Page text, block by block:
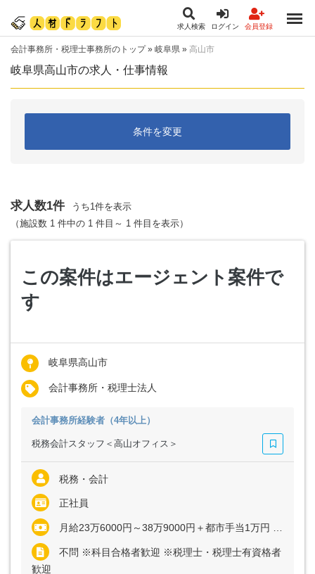
求人検索 ログイン 会員登録
会計事務所・税理士事務所のトップ» 岐阜県 » 高山市
岐阜県高山市の求人・仕事情報
条件を変更
求人数1件
うち1件を表示
（施設数 1 件中の 1 件目～ 1 件目を表示）
この案件はエージェント案件で
す
岐阜県高山市
会計事務所・税理士法人
会計事務所経験者（4年以上）
税務会計スタッフ＜高山オフィス＞
税務・会計
正社員
月給23万6000円～38万9000円＋都市手当1万円 ※経験や能力を考慮の上、決定いたします。
不問 ※科目合格者歓迎 ※税理士・税理士有資格者
歓迎